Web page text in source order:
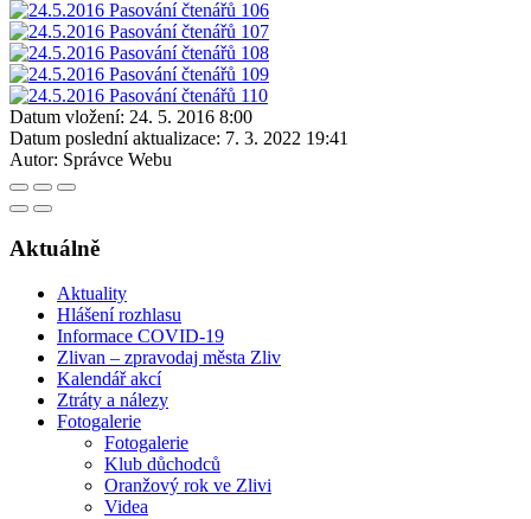
Datum vložení: 24. 5. 2016 8:00
Datum poslední aktualizace: 7. 3. 2022 19:41
Autor: Správce Webu
Aktuálně
Aktuality
Hlášení rozhlasu
Informace COVID-19
Zlivan – zpravodaj města Zliv
Kalendář akcí
Ztráty a nálezy
Fotogalerie
Fotogalerie
Klub důchodců
Oranžový rok ve Zlivi
Videa